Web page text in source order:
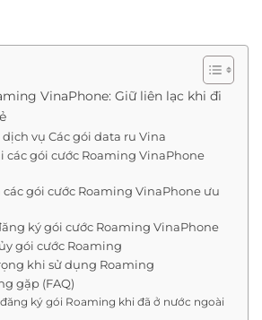
VinaPhone: Giữ liên lạc khi đi
vụ Các gói data ru Vina
các gói cước Roaming VinaPhone
các gói cước Roaming VinaPhone ưu
ký gói cước Roaming VinaPhone
gói cước Roaming
khi sử dụng Roaming
gặp (FAQ)
ký gói Roaming khi đã ở nước ngoài